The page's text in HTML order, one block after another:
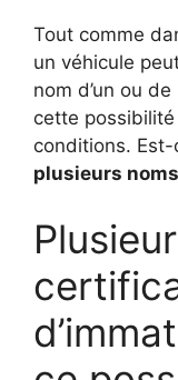
Tout comme
un véhicule
nom d’un ou
cette
conditions. Est-
plusieurs noms